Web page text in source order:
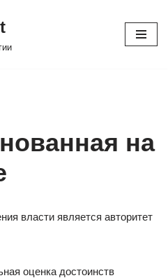
на
власти является авторитет
оценка достоинств